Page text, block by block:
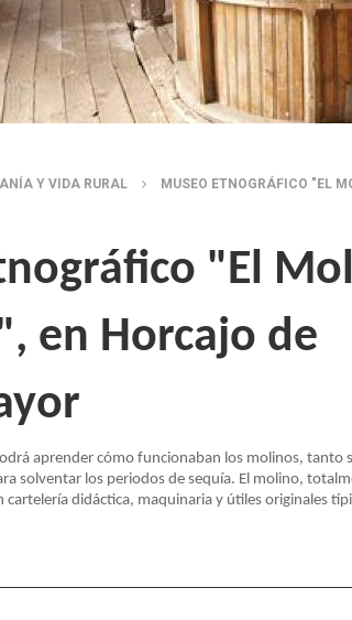
Y VIDA RURAL
MUSEO ETNOGRÁFICO "EL
"El
en Horcajo de
aprender cómo funcionaban los molinos, tanto
solventar los periodos de sequía. El molino,
cartelería didáctica, maquinaria y útiles originales